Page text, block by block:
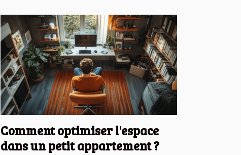
Comment optimiser l'espace
dans un petit appartement ?